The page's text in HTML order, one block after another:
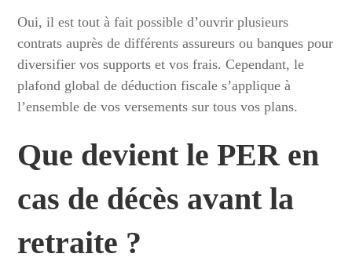
Oui, il est tout à fait possible d’ouvrir plusieurs
contrats auprès de différents assureurs ou banques pour
diversifier vos supports et vos frais. Cependant, le
plafond global de déduction fiscale s’applique à
l’ensemble de vos versements sur tous vos plans.
Que devient le PER en
cas de décès avant la
retraite ?